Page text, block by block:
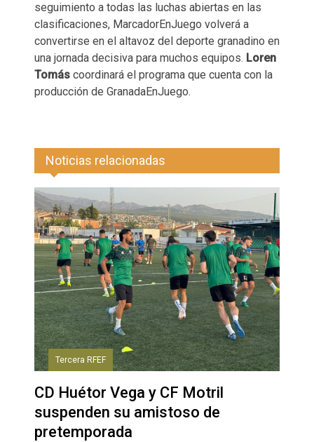
seguimiento a todas las luchas abiertas en las
clasificaciones, MarcadorEnJuego volverá a
convertirse en el altavoz del deporte granadino en
una jornada decisiva para muchos equipos. Loren
Tomás coordinará el programa que cuenta con la
producción de GranadaEnJuego.
Noticias relacionadas
Tercera RFEF
CD Huétor Vega y CF Motril
suspenden su amistoso de
pretemporada